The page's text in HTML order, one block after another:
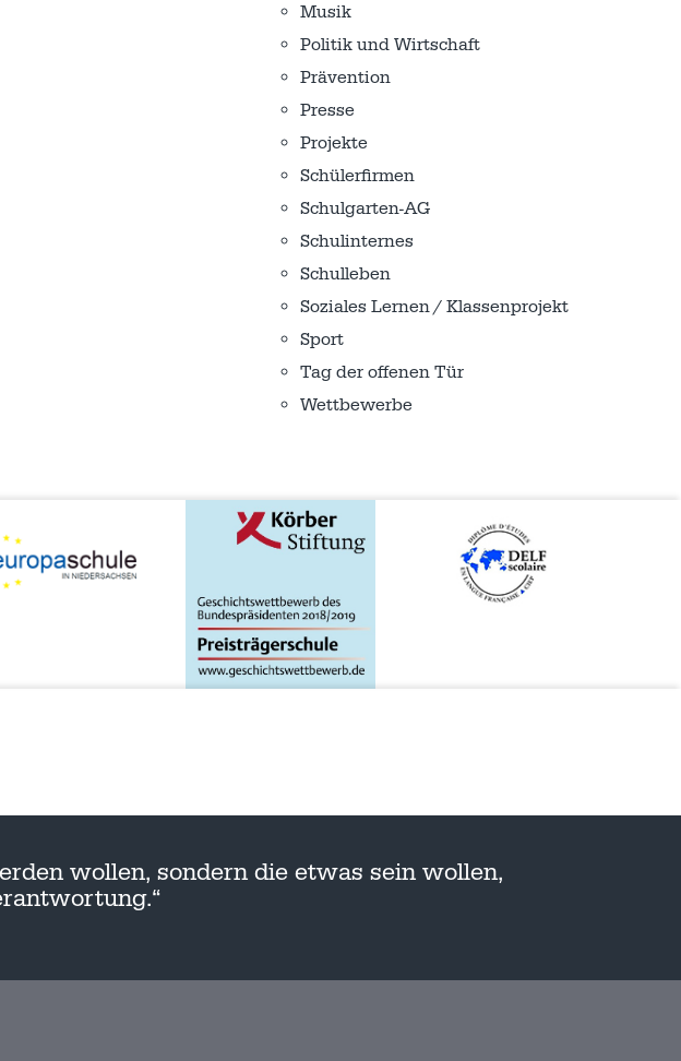
Musik
Politik und Wirtschaft
Prävention
Presse
Projekte
Schülerfirmen
Schulgarten-AG
Schulinternes
Schulleben
Soziales Lernen / Klassenprojekt
Sport
Tag der offenen Tür
Wettbewerbe
wollen, sondern die etwas sein wollen,